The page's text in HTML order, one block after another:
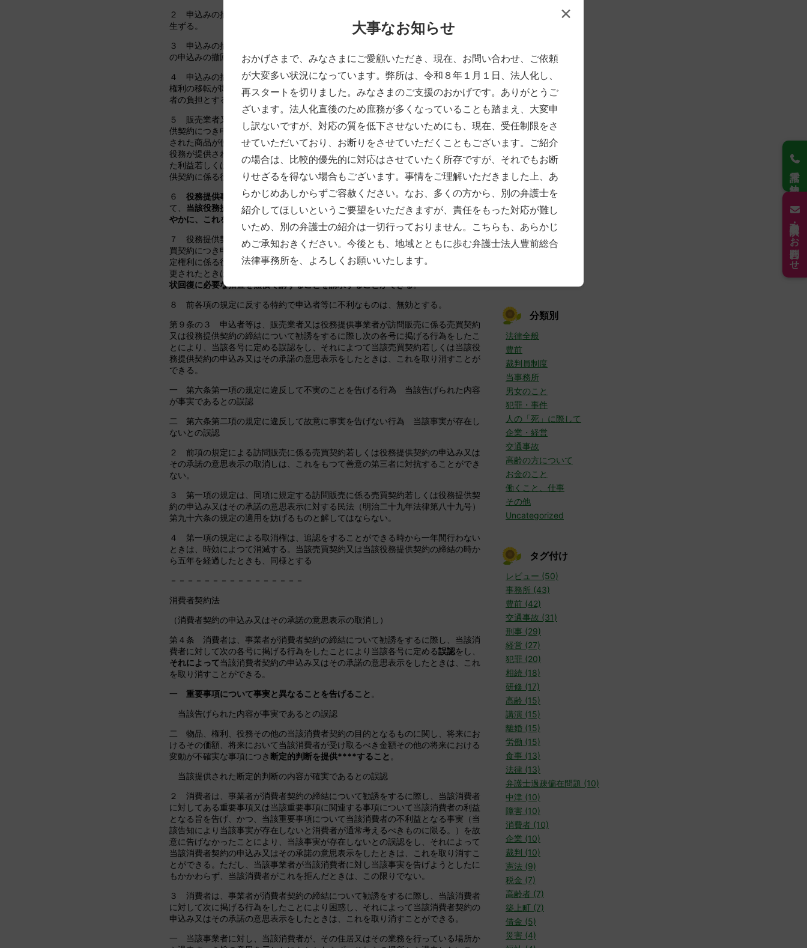
電話で法律相談
取材・講演のお問合わせ
２ 申込みの撤回等は、当該申込みの撤回等に係る書面を
生ずる。
３ 申込みの撤回等があつた場合においては、販売業者又は役務提供事業者は、そ
の申込みの撤回等に伴う損害賠償又は違約金の支払を請求することができない。
４ 申込みの撤回等があつた場合において、その売買契約に係る商品の引渡し又は
権利の移転が既にされているときは、その引取り又は返還に要する費用は、販売業
者の負担とする。
５ 販売業者又は役務提供事業者は、商品若しくは特定権利の売買契約又は役務提
供契約につき申込みの撤回等があつた場合には、既に当該売買契約に基づき引き渡
された商品が使用され若しくは当該権利が行使され又は当該役務提供契約に基づき
役務が提供されたときにおいても、申込者等に対し、当該商品の使用により得られ
た利益若しくは当該権利の行使により得られた利益に相当する金銭又は当該役務提
供契約に係る役務の対価その他の金銭の支払を請求することができない。
６ 役務提供事業者は、役務提供契約につき申込みの撤回等があつた場合におい
て、 当該役務提供契約に関連して金銭を受領しているときは、申込者等に対し、速
やかに、これを返還しなければならない
７ 役務提供契約又は特定権利の売買契約の申込者等は、その役務提供契約又は売
買契約につき申込みの撤回等を行つた場合において、当該役務提供契約又は当該特
定権利に係る役務の提供に伴い申込者等の土地又は建物その他の工作物の現状が変
更されたときは、当該役務提供事業者又は当該特定権利の
状回復に必要な措置を無償で講ずることを請求することができる。
８ 前各項の規定に反する特約で申込者等に不利なものは、無効とする。
第９条の３ 申込者等は、販売業者又は役務提供事業者が訪問販売に係る売買契約
又は役務提供契約の締結について勧誘をするに際し次の各号に掲げる行為をしたこ
とにより、当該各号に定める誤認をし、それによつて当該売買契約若しくは当該役
務提供契約の申込み又はその承諾の意思表示をしたときは、これを取り消すことが
できる。
一 第六条第一項の規定に違反して不実のことを告げる行為 当該告げられた内容
が事実であるとの誤認
二 第六条第二項の規定に違反して故意に事実を告げない行為 当該事実が存在し
ないとの誤認
２ 前項の規定による訪問販売に係る売買契約若しくは役務提供契約の申込み又は
その承諾の意思表示の取消しは、これをもつて善意の第三者に対抗することができ
ない。
３ 第一項の規定は、同項に規定する訪問販売に係る売買契約若しくは役務提供契
約の申込み又はその承諾の意思表示に対する民法（明治二十九年法律第八十九号）
第九十六条の規定の適用を妨げるものと解してはならない。
４ 第一項の規定による取消権は、追認をすることができる時から一年間行わない
ときは、時効によつて消滅する。当該売買契約又は当該役務提供契約の締結の時か
ら五年を経過したときも、同様とする
－－－－－－－－－－－－－－－－
消費者契約法
（消費者契約の申込み又はその承諾の意思表示の取消し）
第４条 消費者は、事業者が消費者契約の締結について勧誘をするに際し、当該消
費者に対して次の各号に掲げる行為をしたことにより当該各号に定める誤認をし、
それによって当該消費者契約の申込み又はその承諾の意思表示をしたときは、これ
を取り消すことができる。
一 重要事項について事実と異なることを告げること 。
当該告げられた内容が事実であるとの誤認
二 物品、権利、役務その他の当該消費者契約の目的となるものに関し、将来にお
けるその価額、将来において当該消費者が受け取るべき金額その他の将来における
変動が不確実な事項につき 断定的判断を提供****すること 。
当該提供された断定的判断の内容が確実であるとの誤認
２ 消費者は、事業者が消費者契約の締結について勧誘をするに際し、当該消費者
に対してある重要事項又は当該重要事項に関連する事項について当該消費者の利益
となる旨を告げ、かつ、当該重要事項について当該消費者の不利益となる事実（当
該告知により当該事実が存在しないと消費者が通常考えるべきものに限る。）を故
意に告げなかったことにより、当該事実が存在しないとの誤認をし、それによって
当該消費者契約の申込み又はその承諾の意思表示をしたときは、これを取り消すこ
とができる。ただし、当該事業者が当該消費者に対し当該事実を告げようとしたに
もかかわらず、当該消費者がこれを拒んだときは、この限りでない。
３ 消費者は、事業者が消費者契約の締結について勧誘をするに際し、当該消費者
に対して次に掲げる行為をしたことにより困惑し、それによって当該消費者契約の
申込み又はその承諾の意思表示をしたときは、これを取り消すことができる。
一 当該事業者に対し、当該消費者が、その住居又はその業務を行っている場所か
1月
(1)
► 2017年 (83)
12月 (4)
11月 (7)
10月 (12)
9月 (4)
8月
(4)
7月
(4)
6月 (2)
5月
(7)
4月
(3)
3月 (8)
2月 (7)
(21)
► 2016年 (30)
分類別
法律全般
豊前
裁判員制度
当事務所
男女のこと
犯罪・事件
人の「死」に際して
企業・経営
交通事故
高齢の方について
お金のこと
働くこと、仕事
その他
Uncategorized
タグ付け
レビュー (50)
事務所 (43)
豊前 (42)
交通事故 (31)
刑事 (29)
経営 (27)
犯罪 (20)
相続 (18)
研修 (17)
高齢 (15)
講演 (15)
離婚 (15)
労働 (15)
食事 (13)
法律 (13)
弁護士過疎偏在問題 (10)
中津 (10)
障害 (10)
消費者 (10)
企業 (10)
裁判 (10)
憲法 (9)
税金 (7)
高齢者 (7)
築上町 (7)
借金 (5)
災害 (4)
×
大事なお知らせ
おかげさまで、みなさまにご愛顧いただき、現在、お問い合わせ、ご依頼
が大変多い状況になっています。弊所は、令和８年１月１日、法人化し、
再スタートを切りました。みなさまのご支援のおかげです。ありがとうご
ざいます。法人化直後のため庶務が多くなっていることも踏まえ、大変申
し訳ないですが、対応の質を低下させないためにも、現在、受任制限をさ
せていただいており、お断りをさせていただくこともございます。ご紹介
の場合は、比較的優先的に対応はさせていたく所存ですが、それでもお断
りせざるを得ない場合もございます。事情をご理解いただきました上、あ
らかじめあしからずご容赦ください。なお、多くの方から、別の弁護士を
紹介してほしいというご要望をいただきますが、責任をもった対応が難し
いため、別の弁護士の紹介は一切行っておりません。こちらも、あらかじ
めご承知おきください。今後とも、地域とともに歩む弁護士法人豊前総合
法律事務所を、よろしくお願いいたします。